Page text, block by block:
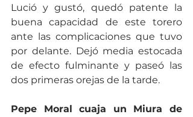
Lució y gustó, quedó patente la
buena capacidad de este torero
ante las complicaciones que tuvo
por delante. Dejó media estocada
de efecto fulminante y paseó las
dos primeras orejas de la tarde.
Pepe Moral cuaja un Miura de